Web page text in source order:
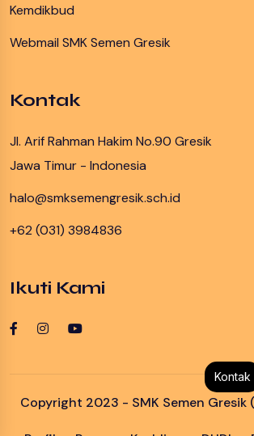
Kemdikbud
Webmail SMK Semen Gresik
Kontak
Jl. Arif Rahman Hakim No.90 Gresik
Jawa Timur - Indonesia
halo@smksemengresik.sch.id
+62 (031) 3984836
Ikuti Kami
Copyright 2023 - SMK Semen Gresik
Kontak